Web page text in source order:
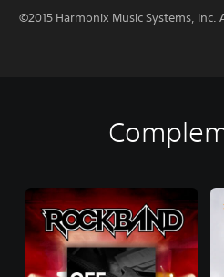
©2015 Harmonix Music Systems, Inc.